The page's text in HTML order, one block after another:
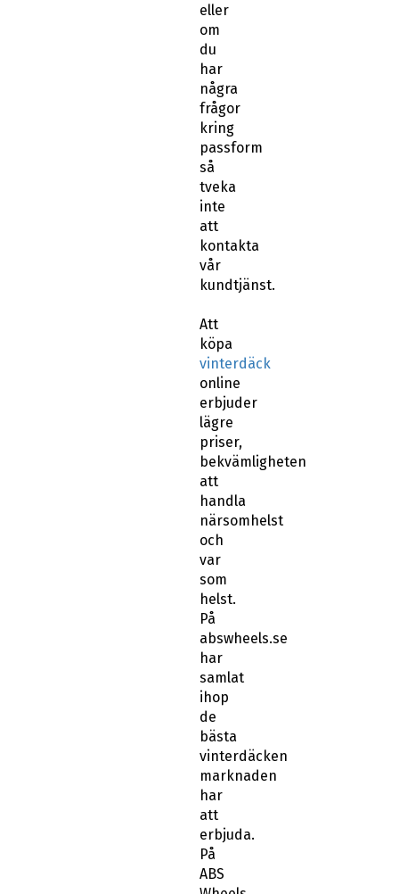
eller
om
du
har
några
frågor
kring
passform
så
tveka
inte
att
kontakta
vår
kundtjänst.
Att
köpa
vinterdäck
online
erbjuder
lägre
priser,
bekvämligheten
att
handla
närsomhelst
och
var
som
helst.
På
abswheels.se
har
samlat
ihop
de
bästa
vinterdäcken
marknaden
har
att
erbjuda.
På
ABS